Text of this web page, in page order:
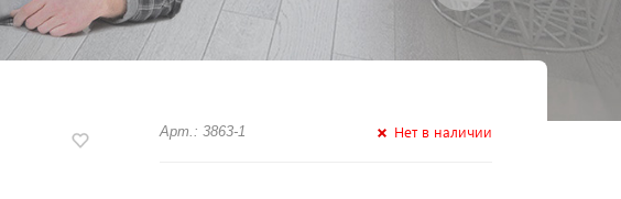
Арт.: 3863-1 Нет в наличии